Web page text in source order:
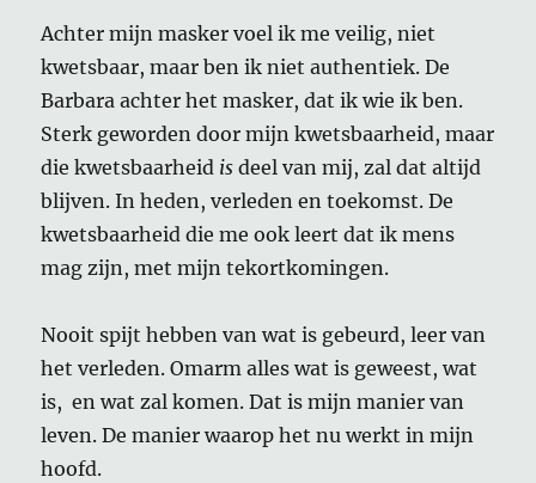
Achter mijn masker voel ik me veilig, niet
kwetsbaar, maar ben ik niet authentiek. De
Barbara achter het masker, dat ik wie ik ben.
Sterk geworden door mijn kwetsbaarheid, maar
die kwetsbaarheid is deel van mij, zal dat altijd
blijven. In heden, verleden en toekomst. De
kwetsbaarheid die me ook leert dat ik mens
mag zijn, met mijn tekortkomingen.
Nooit spijt hebben van wat is gebeurd, leer van
het verleden. Omarm alles wat is geweest, wat
is, en wat zal komen. Dat is mijn manier van
leven. De manier waarop het nu werkt in mijn
hoofd.